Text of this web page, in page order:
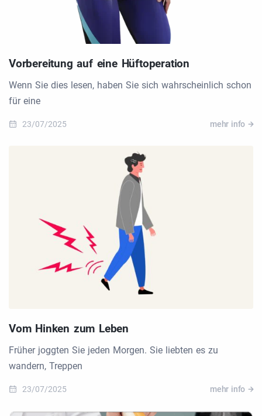
Vorbereitung auf eine Hüftoperation
Wenn Sie dies lesen, haben Sie sich wahrscheinlich schon
für eine
23/07/2025 mehr info
Vom Hinken zum Leben
Früher joggten Sie jeden Morgen. Sie liebten es zu
wandern, Treppen
23/07/2025 mehr info